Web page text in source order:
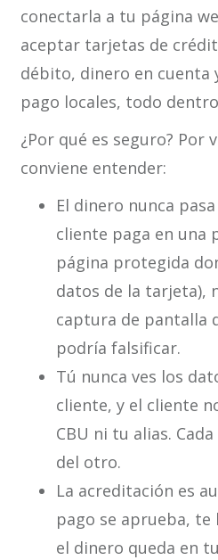
conectarla a tu página
aceptar tarjetas de
débito, dinero en cuenta
pago locales, todo
¿Por qué es seguro? Por
conviene entender:
El dinero nunca
cliente paga en una
página protegida
datos de la tarjeta),
captura de pantalla
podría falsificar.
Tú nunca ves los
cliente, y el cliente
CBU ni tu alias.
del otro.
La acreditación es
pago se aprueba,
el dinero queda en